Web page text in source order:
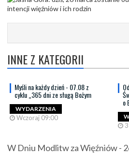
INNE Z KATEGORII
Myśli na każdy dzień - 07.08 z
cyklu „365 dni ze sługą Bożym
WYDARZENIA
Wczoraj 09:00
o
W Dniu Modlitw za Więźniów -